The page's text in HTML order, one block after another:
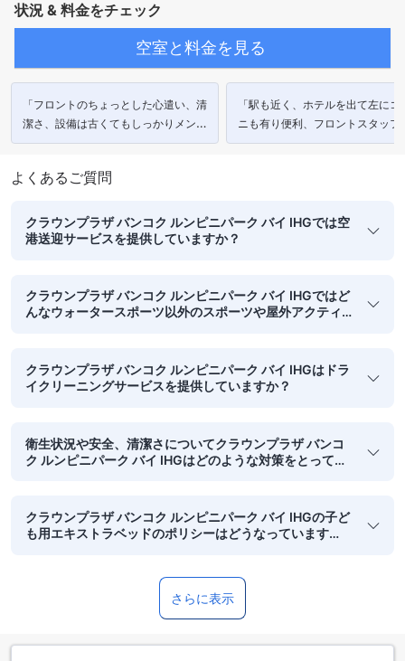
状況 & 料金をチェック
空室と料金を見る
「フロントのちょっとした心遣い、清
潔さ、設備は古くてもしっかりメンテ
ナンスされており、さすがCrowne
「駅も近く、ホテルを出て左にコ
ニも有り便利、フロントスタッフ
本人の方がいて延泊対応もスムー
よくあるご質問
クラウンプラザ バンコク ルンピニパーク バイ IHGでは空
港送迎サービスを提供していますか？
クラウンプラザ バンコク ルンピニパーク バイ IHGではど
んなウォータースポーツ以外のスポーツや屋外アクティ
クラウンプラザ バンコク ルンピニパーク バイ IHGはドラ
イクリーニングサービスを提供していますか？
衛生状況や安全、清潔さについてクラウンプラザ バンコ
ク ルンピニパーク バイ IHGはどのような対策をとってい
クラウンプラザ バンコク ルンピニパーク バイ IHGの子ど
も用エキストラベッドのポリシーはどうなっています
さらに表示